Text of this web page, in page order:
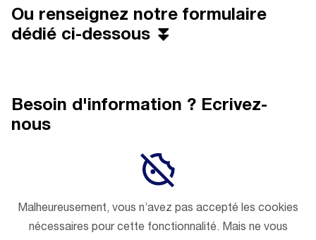
Ou renseignez notre formulaire
dédié ci-dessous ⏬
Besoin d'information ? Ecrivez-
nous
Malheureusement, vous n’avez pas accepté les cookies
nécessaires pour cette fonctionnalité. Mais ne vous